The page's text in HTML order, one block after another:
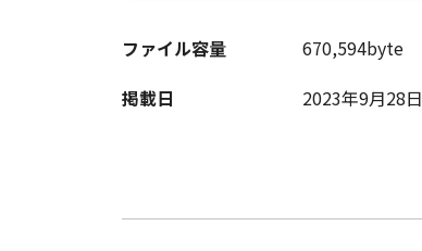
ファイル容量
670,594byte
掲載日
2023年9月28日